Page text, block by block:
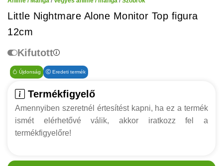
Little Nightmare Alone Monitor Top figura
12cm
Kifutott
Újdonság Eredeti termék
Termékfigyelő
Amennyiben szeretnél értesítést kapni, ha ez a termék
ismét elérhetővé válik, akkor iratkozz fel a
termékfigyelőre!